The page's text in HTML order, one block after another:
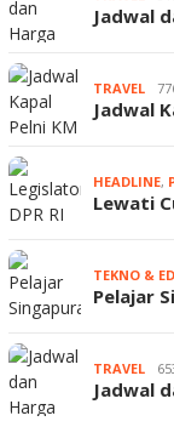
Jadwal
TRAVEL
Jadwal
HEADLINE,
Lewati
TEKNO &
Pelajar
TRAVEL
Jadwal